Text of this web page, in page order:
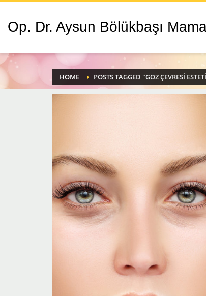
Op. Dr. Aysun Bölükbaşı
HOME POSTS TAGGED "GÖZ ÇEVRESI